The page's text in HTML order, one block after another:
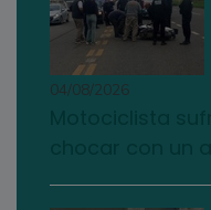
04/08/2026